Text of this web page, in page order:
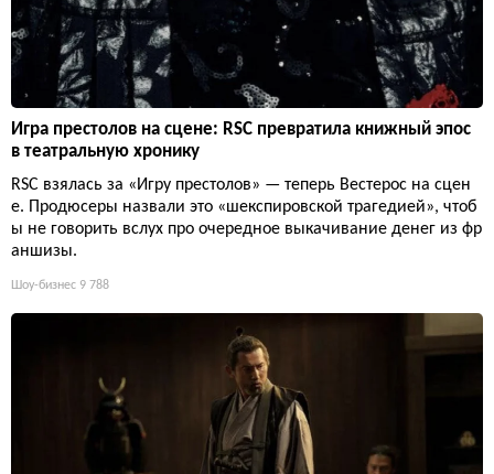
Игра престолов на сцене: RSC превратила книжный эпос
в театральную хронику
RSC взялась за «Игру престолов» — теперь Вестерос на сцен
е. Продюсеры назвали это «шекспировской трагедией», чтоб
ы не говорить вслух про очередное выкачивание денег из фр
аншизы.
Шоу-бизнес 9 788